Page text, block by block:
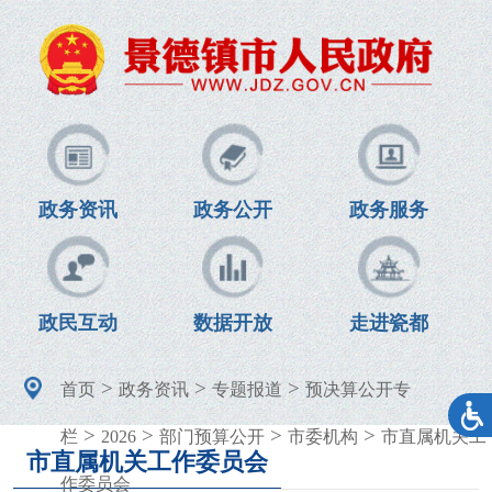
政务资讯 政务公开 政务服务
政民互动 数据开放 走进瓷都
首页>政务资讯>专题报道>预决算公开专
栏 > 2026> 部门预算公开> 市委机构 > 市直属机关工
作委员会
市直属机关工作委员会